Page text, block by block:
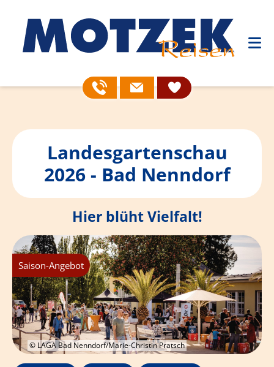
Landesgartenschau
2026 - Bad Nenndorf
Hier blüht Vielfalt!
Saison-Angebot
© LAGA Bad Nenndorf/Marie-Christin Pratsch